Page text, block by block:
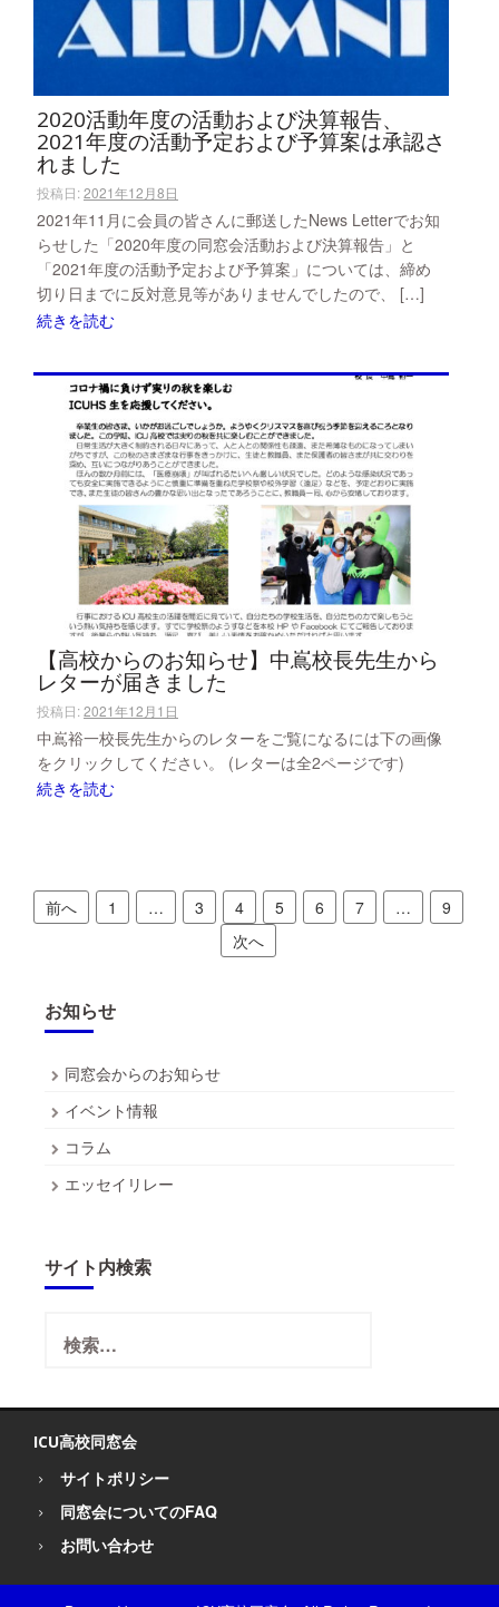
2020活動年度の活動および決算報告、
2021年度の活動予定および予算案は承認さ
れました
投稿日:2021年12月8日
2021年11月に会員の皆さんに郵送したNews Letterでお知
らせした「2020年度の同窓会活動および決算報告」と
「2021年度の活動予定および予算案」については、締め
切り日までに反対意見等がありませんでしたので、 […]
続きを読む
【高校からのお知らせ】中嶌校長先生から
レターが届きました
投稿日:2021年12月1日
中嶌裕一校長先生からのレターをご覧になるには下の画像
をクリックしてください。 (レターは全2ページです)
続きを読む
投
ペ
ジ
送
り
前へ 1 … 3 4 5 6 7 …
9
次へ
お知らせ
同窓会からのお知らせ
イベント情報
コラム
エッセイリレー
サイト内検索
索:
ICU高校同窓会
サイトポリシー
同窓会についてのFAQ
お問い合わせ